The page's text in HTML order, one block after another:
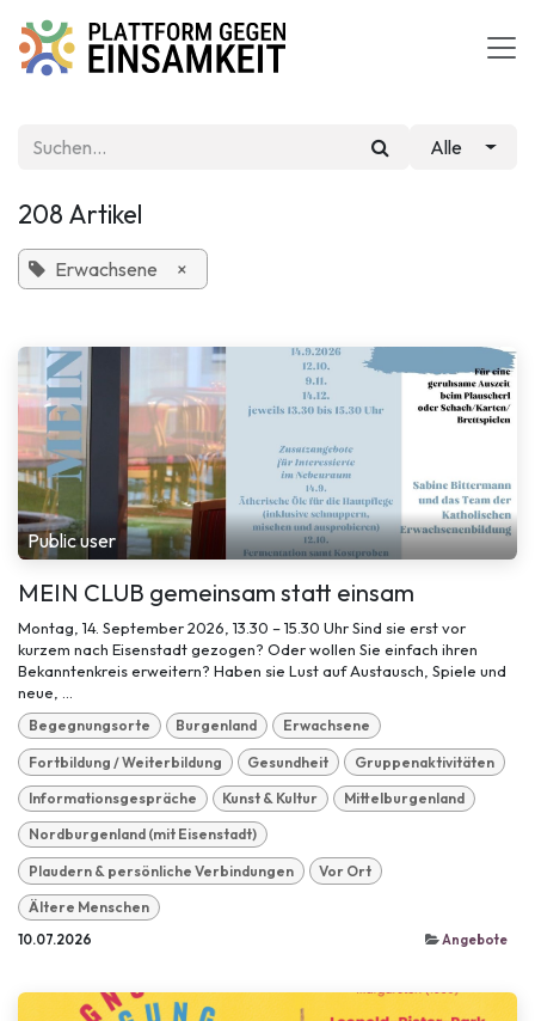
Zum Inhalt springen
Alle
208 Artikel
Erwachsene ×
Public user
MEIN CLUB gemeinsam statt einsam
Montag, 14. September 2026, 13.30 – 15.30 Uhr Sind sie erst vor
kurzem nach Eisenstadt gezogen? Oder wollen Sie einfach ihren
Bekanntenkreis erweitern? Haben sie Lust auf Austausch, Spiele und
neue, ...
Begegnungsorte Burgenland Erwachsene
Fortbildung / Weiterbildung Gesundheit Gruppenaktivitäten
Informationsgespräche Kunst & Kultur Mittelburgenland
Nordburgenland (mit Eisenstadt)
Plaudern & persönliche Verbindungen Vor Ort
Ältere Menschen
10.07.2026 Angebote